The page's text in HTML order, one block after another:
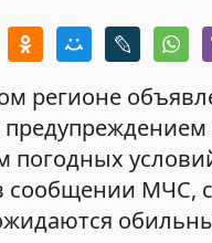
регионе
погодных
сообщении МЧС,